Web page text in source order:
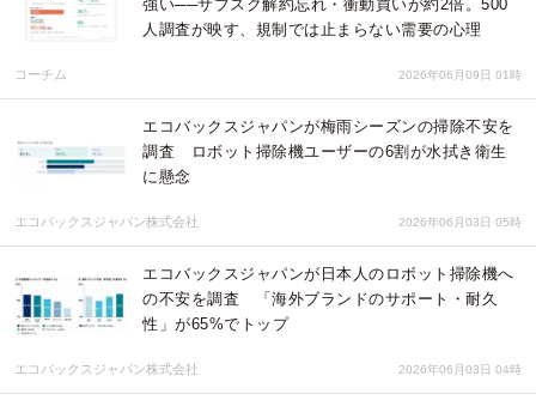
強い──サブスク解約忘れ・衝動買いが約2倍。500
人調査が映す、規制では止まらない需要の心理
コーチム 2026年06月09日 01時
エコバックスジャパンが梅雨シーズンの掃除不安を
調査 ロボット掃除機ユーザーの6割が水拭き衛生
に懸念
エコバックスジャパン株式会社 2026年06月03日 05時
エコバックスジャパンが日本人のロボット掃除機へ
の不安を調査 「海外ブランドのサポート・耐久
性」が65%でトップ
エコバックスジャパン株式会社 2026年06月03日 04時